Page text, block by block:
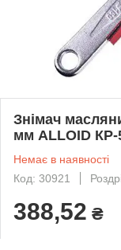
Знімач
мм ALLOID КР-
Немає в наявності
Код: 30921
388,52 ₴